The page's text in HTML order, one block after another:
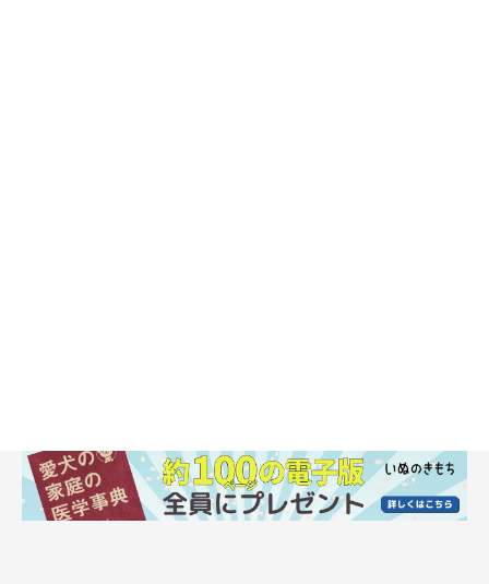
ドライブ中に犬を自由にさせる